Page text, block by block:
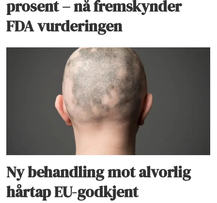
prosent – nå fremskynder
FDA vurderingen
Ny behandling mot alvorlig
hårtap EU-godkjent